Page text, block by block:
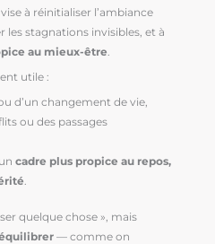
vise à réinitialiser l’ambiance
les stagnations invisibles, et à
au mieux-être.
utile :
d’un changement de vie,
ou des passages
cadre plus propice au repos,
.
quelque chose », mais
— comme on